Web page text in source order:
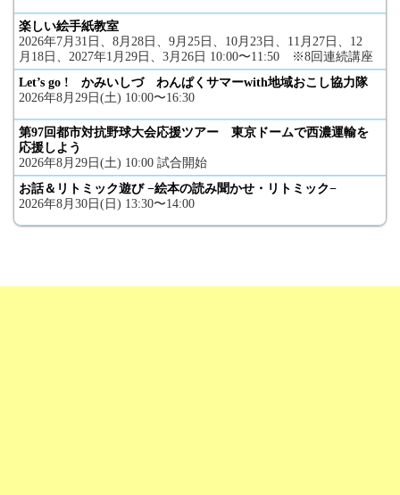
楽しい絵手紙教室
2026年7月31日、8月28日、9月25日、10月23日、11月27日、12
月18日、2027年1月29日、3月26日 10:00〜11:50 ※8回連続講座
Let’s go ! かみいしづ わんぱくサマーwith地域おこし協力隊
2026年8月29日(土) 10:00〜16:30
第97回都市対抗野球大会応援ツアー 東京ドームで西濃運輸を
応援しよう
2026年8月29日(土) 10:00 試合開始
お話＆リトミック遊び −絵本の読み聞かせ・リトミック−
2026年8月30日(日) 13:30〜14:00